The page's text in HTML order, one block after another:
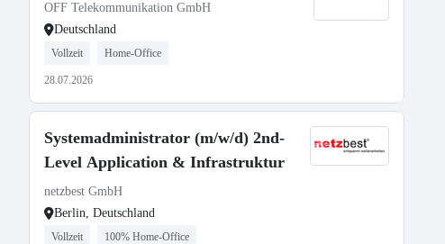
OFF Telekommunikation GmbH
Deutschland
Vollzeit Home-Office
28.07.2026
Systemadministrator (m/w/d) 2nd-
Level Application & Infrastruktur
netzbest GmbH
Berlin, Deutschland
Vollzeit 100% Home-Office